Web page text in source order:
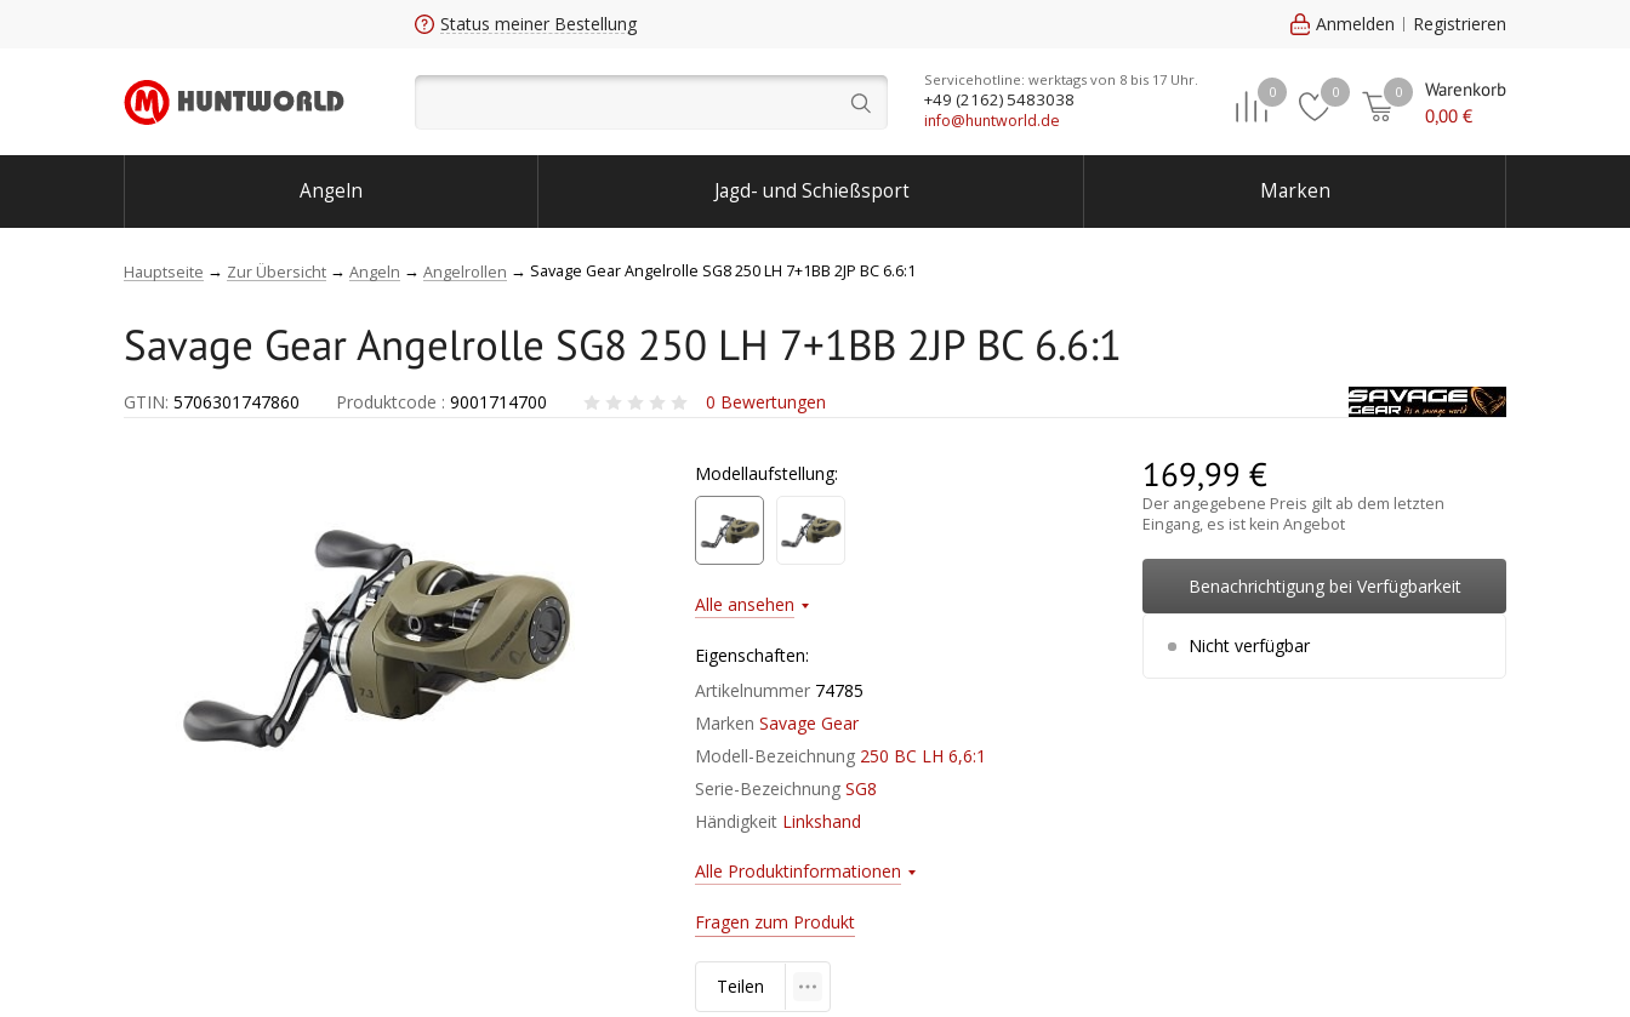
Status meiner Bestellung Anmelden Registrieren
Servicehotline: werktags von 8 bis 17 Uhr.
+49 (2162) 5483038
info@huntworld.de
0 0 0
Warenkorb
0,00 €
Angeln Jagd- und Schießsport Marken
Hauptseite Zur Übersicht Angeln Angelrollen Savage Gear Angelrolle SG8 250 LH 7+1BB 2JP BC 6.6:1
Savage Gear Angelrolle SG8 250 LH 7+1BB 2JP BC 6.6:1
GTIN: 5706301747860 Produktcode : 9001714700 0 Bewertungen
Modellaufstellung:
Alle ansehen
Eigenschaften:
Artikelnummer 74785
Marken Savage Gear
Modell-Bezeichnung 250 BC LH 6,6:1
Serie-Bezeichnung SG8
Händigkeit Linkshand
Alle Produktinformationen
Fragen zum Produkt
Teilen
169,99 €
Der angegebene Preis gilt ab dem letzten
Eingang, es ist kein Angebot
Benachrichtigung bei Verfügbarkeit
Nicht verfügbar